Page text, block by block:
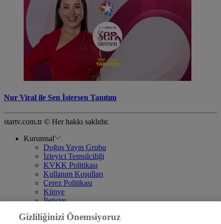
Nur Viral ile Sen İstersen Tanıtım
startv.com.tr © Her hakkı saklıdır.
Kurumsal
Doğuş Yayın Grubu
İzleyici Temsilciliği
KVKK Politikası
Kullanım Koşulları
Çerez Politikası
Künye
İletişim
DYG Televizyonlar
Gizliliğinizi Önemsiyoruz